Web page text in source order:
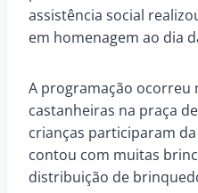
assistência social
em homenagem ao dia
A programação ocorreu
castanheiras na praça
crianças participaram
contou com muitas
distribuição de